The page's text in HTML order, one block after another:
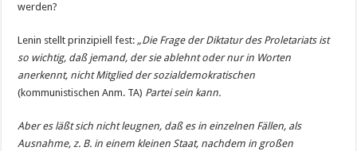
werden?
Lenin stellt prinzipiell fest: „Die Frage der Diktatur des Proletariats ist
so wichtig, daß jemand, der sie ablehnt oder nur in Worten
anerkennt, nicht Mitglied der sozialdemokratischen
(kommunistischen Anm. TA) Partei sein kann.
Aber es läßt sich nicht leugnen, daß es in einzelnen Fällen, als
Ausnahme, z. B. in einem kleinen Staat, nachdem in großen